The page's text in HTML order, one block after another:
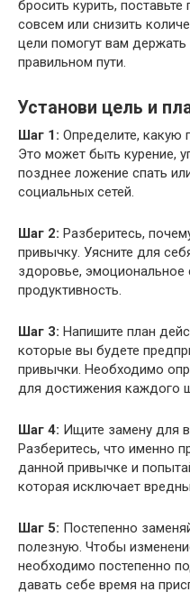
бросить курить,
совсем или снизить
цели помогут вам
правильном пути.
Установи цель и
Шаг 1: Определите, какую
Это может быть курение,
позднее ложение спать
социальных сетей.
Шаг 2: Разберитесь,
привычку. Уясните для
здоровье, эмоциональное
продуктивность.
Шаг 3: Напишите план
которые вы будете
привычки. Необходимо
для достижения каждого
Шаг 4: Ищите замену для
Разберитесь, что именно
данной привычке и
которая исключает
Шаг 5: Постепенно
полезную. Чтобы
необходимо постепенно
давать себе время на